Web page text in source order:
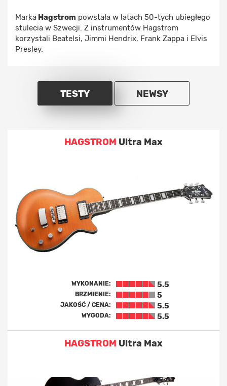
Marka Hagstrom powstała w latach 50-tych ubiegłego
stulecia w Szwecji. Z instrumentów Hagstrom
korzystali Beatelsi, Jimmi Hendrix, Frank Zappa i Elvis
Presley.
TESTY NEWSY
HAGSTROM Ultra Max
WYKONANIE: 5.5
BRZMIENIE: 5
JAKOŚĆ / CENA: 5.5
WYGODA: 5.5
HAGSTROM Ultra Max